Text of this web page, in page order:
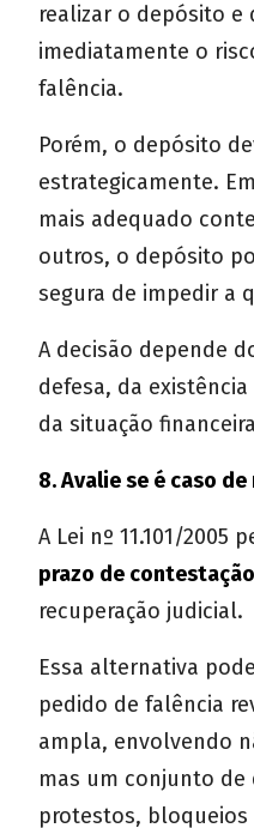
realizar o depósito e
imediatamente o
falência.
Porém, o depósito
estrategicamente.
mais adequado
outros, o depósito
segura de impedir a
A decisão depende
defesa, da
da situação
8. Avalie se é caso
A Lei nº 11.101/2005
prazo de contestação
recuperação judicial.
Essa alternativa
pedido de falência
ampla, envolvendo
mas um conjunto de
protestos, bloqueios